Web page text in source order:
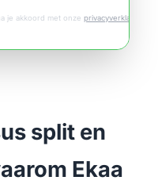
je akkoord met onze privacyverklaring
split en
Ekaa